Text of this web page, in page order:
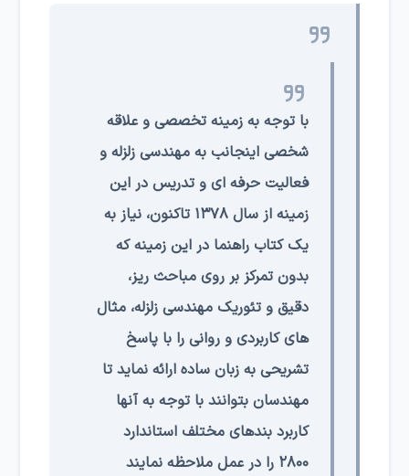
با توجه به زمینه تخصصی و علاقه
شخصی اینجانب به مهندسی زلزله و
فعالیت حرفه ای و تدریس در این
زمینه از سال ۱۳۷۸ تاکنون، نیاز به
یک کتاب راهنما در این زمینه که
بدون تمرکز بر روی مباحث ریز،
دقیق و تئوریک مهندسی زلزله، مثال
های کاربردی و روانی را با پاسخ
تشریحی به زبان ساده ارائه نماید تا
مهندسان بتوانند با توجه به آنها
کاربرد بندهای مختلف استاندارد
۲۸۰۰ را در عمل ملاحظه نمایند